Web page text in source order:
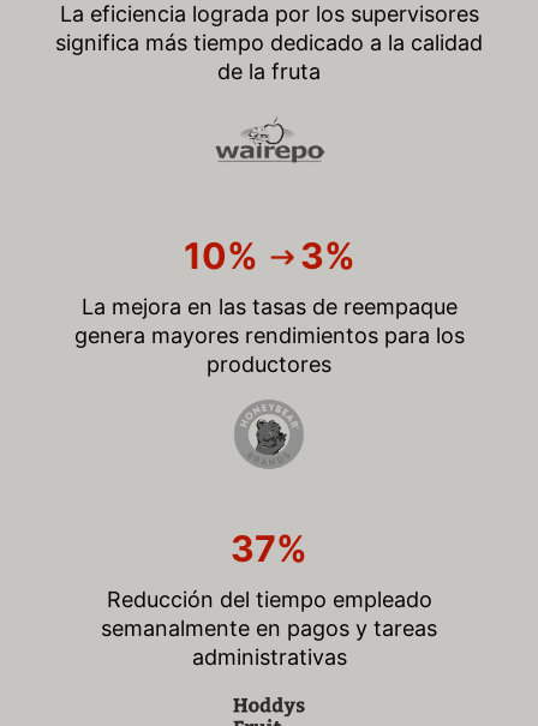
La eficiencia lograda por los supervisores
significa más tiempo dedicado a la calidad
de la fruta
10% 3%
La mejora en las tasas de reempaque
genera mayores rendimientos para los
productores
37%
Reducción del tiempo empleado
semanalmente en pagos y tareas
administrativas